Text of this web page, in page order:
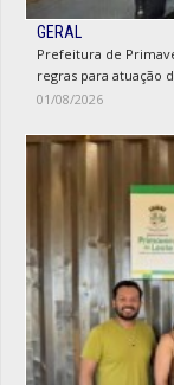
GERAL
Prefeitura de
regras para atuação
01/08/2026